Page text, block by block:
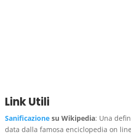
Link Utili
Sanificazione su Wikipedia: Una
data dalla famosa enciclopedia on